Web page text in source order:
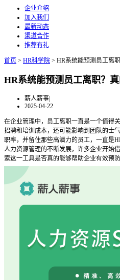
企业介绍
加入我们
最新动态
渠道合作
推荐有礼
首页 > HR科学院 > HR系统能预测员工离职
HR系统能预测员工离职？真
薪人薪事|
2025-04-22
在企业管理中，员工离职一直是一个值得
招聘和培训成本，还可能影响到团队的士
职率，并留住那些高潜力的员工，一直是
人力资源管理的不断发展，许多企业开始
索这一工具是否真的能够帮助企业有效预防